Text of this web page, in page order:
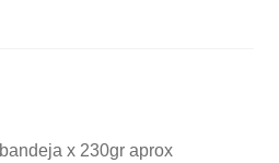
x 230gr aprox